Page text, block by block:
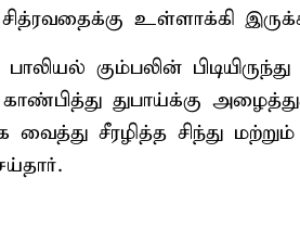
உள்ளாக்கி
கும்பலின் பிடியிருந்து
துபாய்க்கு
வைத்து சீரழித்த சிந்து